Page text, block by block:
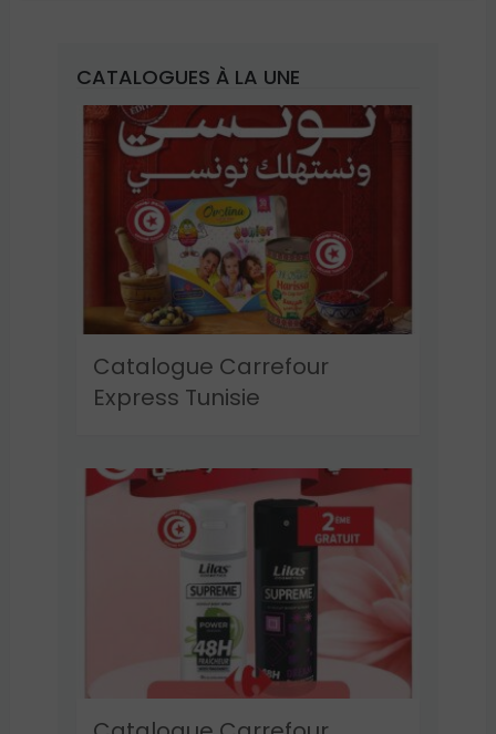
CATALOGUES À LA UNE
Catalogue Carrefour
Express Tunisie